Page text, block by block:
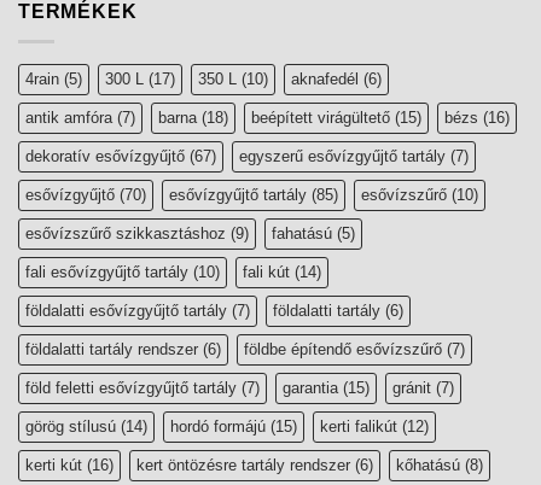
TERMÉKEK
4rain (5) 300 L (17) 350 L (10) aknafedél (6)
antik amfóra (7) barna (18) beépített virágültető (15) bézs (16)
dekoratív esővízgyűjtő (67) egyszerű esővízgyűjtő tartály (7)
esővízgyűjtő (70) esővízgyűjtő tartály (85) esővízszűrő (10)
esővízszűrő szikkasztáshoz (9) fahatású (5)
fali esővízgyűjtő tartály (10) fali kút (14)
földalatti esővízgyűjtő tartály (7) földalatti tartály (6)
földalatti tartály rendszer (6) földbe építendő esővízszűrő (7)
föld feletti esővízgyűjtő tartály (7) garantia (15) gránit (7)
görög stílusú (14) hordó formájú (15) kerti falikút (12)
kerti kút (16) kert öntözésre tartály rendszer (6) kőhatású (8)